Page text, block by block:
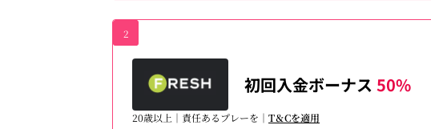
2
初回入金ボーナス 50%
20歳以上｜責任あるプレーを｜ T＆Cを適用